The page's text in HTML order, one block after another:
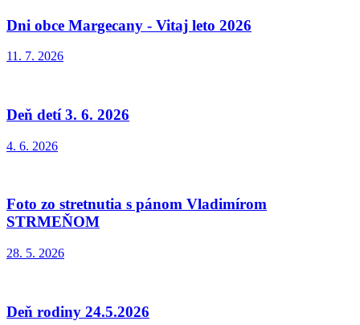
Dni obce Margecany - Vitaj leto 2026
11. 7. 2026
Deň detí 3. 6. 2026
4. 6. 2026
Foto zo stretnutia s pánom Vladimírom
STRMEŇOM
28. 5. 2026
Deň rodiny 24.5.2026